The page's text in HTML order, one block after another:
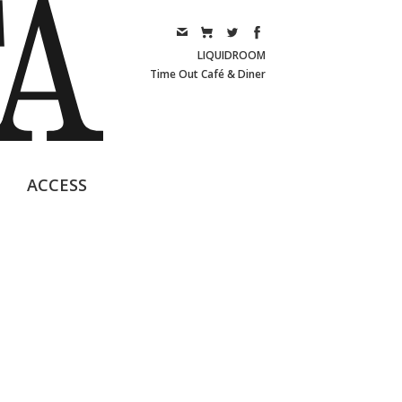
LIQUIDROOM
Time Out Café & Diner
ACCESS